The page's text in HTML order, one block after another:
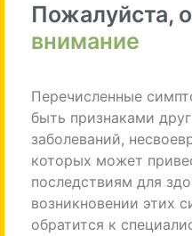
Пожалуйста,
внимание
Перечисленные
быть признаками
заболеваний,
которых может
последствиям для
возникновении этих
обратится к